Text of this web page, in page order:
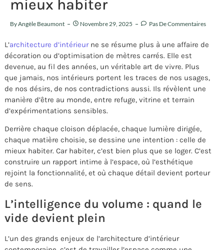
mieux habiter
ByAngèle Beaumont Novembre 29, 2025 Pas De Commentaires
L’architecture d’intérieurne se résume plus à une affaire de
décoration ou d’optimisation de mètres carrés. Elle est
devenue, au fil des années, un véritable art de vivre. Plus
que jamais, nos intérieurs portent les traces de nos usages,
de nos désirs, de nos contradictions aussi. Ils révèlent une
manière d’être au monde, entre refuge, vitrine et terrain
d’expérimentations sensibles.
Derrière chaque cloison déplacée, chaque lumière dirigée,
chaque matière choisie, se dessine une intention : celle de
mieux habiter. Car habiter, c’est bien plus que se loger. C’est
construire un rapport intime à l’espace, où l’esthétique
rejoint la fonctionnalité, et où chaque détail devient porteur
de sens.
L’intelligence du volume : quand le
vide devient plein
L’un des grands enjeux de l’architecture d’intérieur